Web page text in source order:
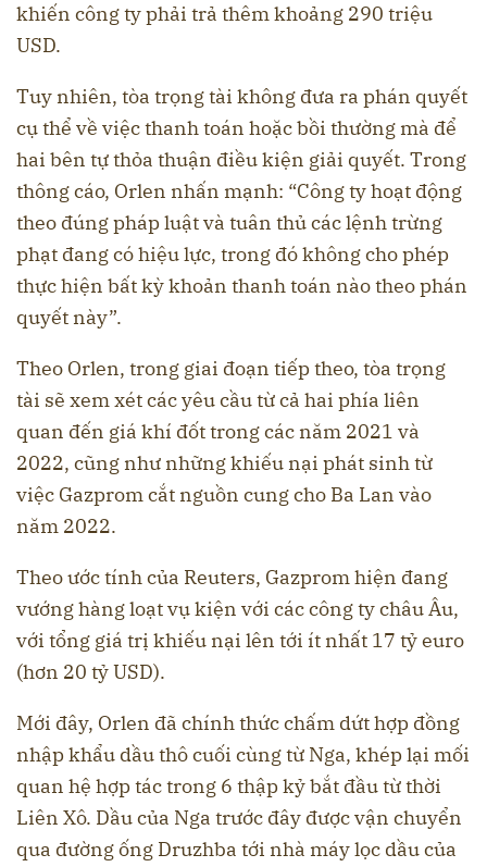
khiến công ty phải trả thêm khoảng 290 triệu
USD.
Tuy nhiên, tòa trọng tài không đưa ra phán quyết
cụ thể về việc thanh toán hoặc bồi thường mà để
hai bên tự thỏa thuận điều kiện giải quyết. Trong
thông cáo, Orlen nhấn mạnh: “Công ty hoạt động
theo đúng pháp luật và tuân thủ các lệnh trừng
phạt đang có hiệu lực, trong đó không cho phép
thực hiện bất kỳ khoản thanh toán nào theo phán
quyết này”.
Theo Orlen, trong giai đoạn tiếp theo, tòa trọng
tài sẽ xem xét các yêu cầu từ cả hai phía liên
quan đến giá khí đốt trong các năm 2021 và
2022, cũng như những khiếu nại phát sinh từ
việc Gazprom cắt nguồn cung cho Ba Lan vào
năm 2022.
Theo ước tính của Reuters, Gazprom hiện đang
vướng hàng loạt vụ kiện với các công ty châu Âu,
với tổng giá trị khiếu nại lên tới ít nhất 17 tỷ euro
(hơn 20 tỷ USD).
Mới đây, Orlen đã chính thức chấm dứt hợp đồng
nhập khẩu dầu thô cuối cùng từ Nga, khép lại mối
quan hệ hợp tác trong 6 thập kỷ bắt đầu từ thời
Liên Xô. Dầu của Nga trước đây được vận chuyển
qua đường ống Druzhba tới nhà máy lọc dầu của